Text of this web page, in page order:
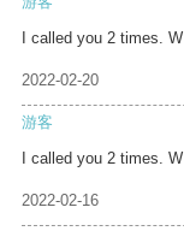
I called you 2 times. W
2022-02-20
游客
I called you 2 times. W
2022-02-16